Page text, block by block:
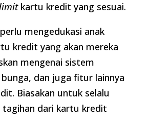
kartu kredit yang sesuai.
mengedukasi anak
kredit yang akan mereka
mengenai sistem
dan juga fitur lainnya
Biasakan untuk selalu
tagihan dari kartu kredit